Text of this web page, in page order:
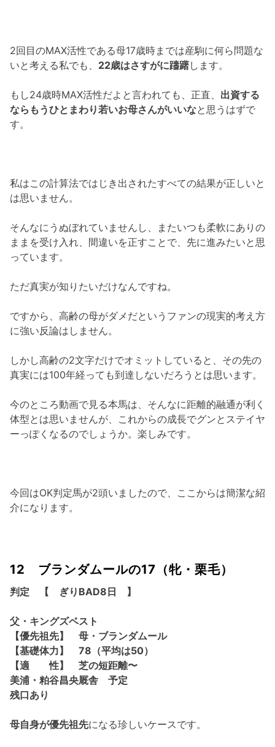
2回目のMAX活性である母17歳時までは産駒に何ら問題な
いと考える私でも、 22歳はさすがに躊躇します。
もし24歳時MAX活性だよと言われても、正直、 出資する
ならもうひとまわり若いお母さんがいいなと思うはずで
す。
私はこの計算法ではじき出されたすべての結果が正しいと
は思いません。
そんなにうぬぼれていませんし、またいつも柔軟にありの
ままを受け入れ、間違いを正すことで、先に進みたいと思
っています。
ただ真実が知りたいだけなんですね。
ですから、高齢の母がダメだというファンの現実的考え方
に強い反論はしません。
しかし高齢の2文字だけでオミットしていると、その先の
真実には100年経っても到達しないだろうとは思います。
今のところ動画で見る本馬は、そんなに距離的融通が利く
体型とは思いませんが、これからの成長でグンとステイヤ
ーっぽくなるのでしょうか。楽しみです。
今回はOK判定馬が2頭いましたので、ここからは簡潔な紹
介になります。
12 ブランダムールの17（牝・栗毛）
判定 【 ぎりBAD8日 】
父・キングズベスト
【優先祖先】 母・ブランダムール
【基礎体力】 78（平均は50）
【適 性】 芝の短距離〜
美浦・粕谷昌央厩舎 予定
残口あり
母自身が優先祖先になる珍しいケースです。